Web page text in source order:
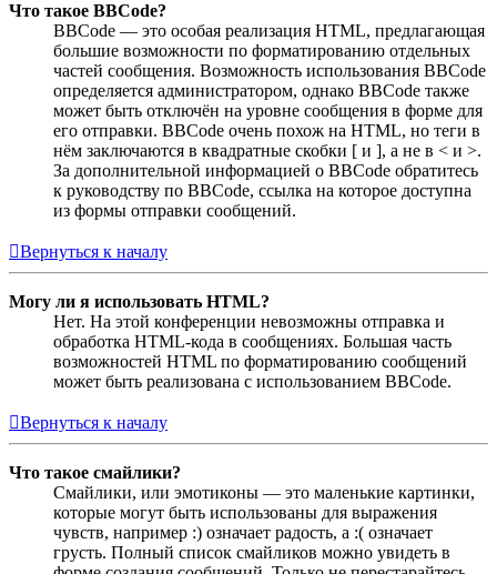
Что такое BBCode?
BBCode — это особая реализация HTML, предлагающая
большие возможности по форматированию отдельных
частей сообщения. Возможность использования BBCode
определяется администратором, однако BBCode также
может быть отключён на уровне сообщения в форме для
его отправки. BBCode очень похож на HTML, но теги в
нём заключаются в квадратные скобки [ и ], а не в < и >.
За дополнительной информацией о BBCode обратитесь
к руководству по BBCode, ссылка на которое доступна
из формы отправки сообщений.
Вернуться к началу
Могу ли я использовать HTML?
Нет. На этой конференции невозможны отправка и
обработка HTML-кода в сообщениях. Большая часть
возможностей HTML по форматированию сообщений
может быть реализована с использованием BBCode.
Вернуться к началу
Что такое смайлики?
Смайлики, или эмотиконы — это маленькие картинки,
которые могут быть использованы для выражения
чувств, например :) означает радость, а :( означает
грусть. Полный список смайликов можно увидеть в